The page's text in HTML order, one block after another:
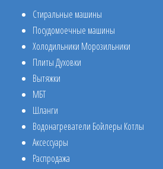
Стиральные машины
Посудомоечные машины
Холодильники Морозильники
Плиты Духовки
Вытяжки
МБТ
Шланги
Водонагреватели Бойлеры Котлы
Аксессуары
Распродажа